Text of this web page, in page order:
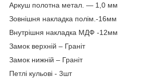
Аркуш полотна метал. — 1,0 мм
Зовнішня накладка полім.-16мм
Внутрішня накладка МДФ -12мм
Замок верхній – Граніт
Замок нижній – Граніт
Петлі кульові - 3шт